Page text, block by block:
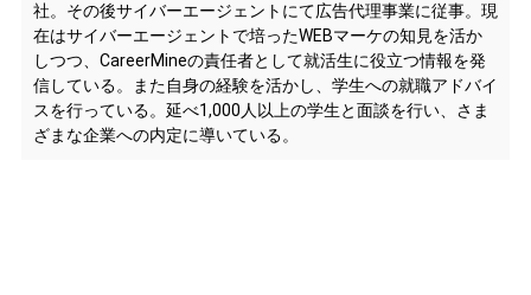
社。その後サイバーエージェントにて広告代理事業に従事。現
在はサイバーエージェントで培ったWEBマーケの知見を活か
しつつ、CareerMineの責任者として就活生に役立つ情報を発
信している。また自身の経験を活かし、学生への就職アドバイ
スを行っている。延べ1,000人以上の学生と面談を行い、さま
ざまな企業への内定に導いている。